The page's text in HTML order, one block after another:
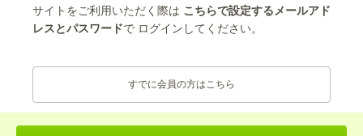
サイトをご利用いただく際は こちらで設定するメールアド
レスとパスワードで ログインしてください。
すでに会員の方はこちら